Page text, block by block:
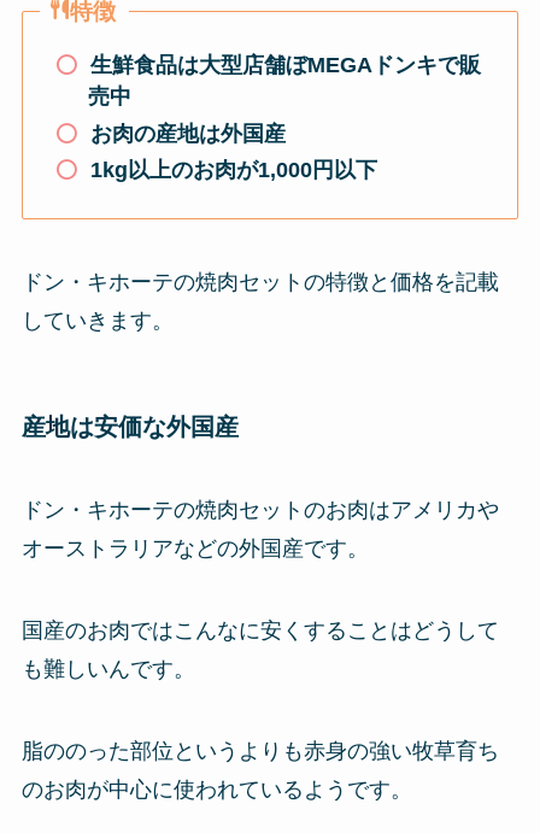
特徴
生鮮食品は大型店舗ぼMEGAドンキで販
売中
お肉の産地は外国産
1kg以上のお肉が1,000円以下
ドン・キホーテの焼肉セットの特徴と価格を記載
していきます。
産地は安価な外国産
ドン・キホーテの焼肉セットのお肉はアメリカや
オーストラリアなどの外国産です。
国産のお肉ではこんなに安くすることはどうして
も難しいんです。
脂ののった部位というよりも赤身の強い牧草育ち
のお肉が中心に使われているようです。